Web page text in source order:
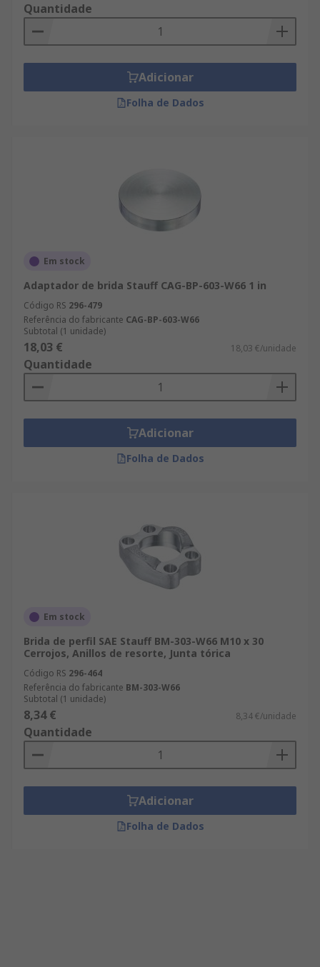
Quantidade
Adicionar
Folha de Dados
Em stock
Adaptador de brida Stauff CAG-BP-603-W66 1 in
Código RS 296-479
Referência do fabricante CAG-BP-603-W66
Subtotal (1 unidade)
18,03 € 18,03 €/unidade
Quantidade
Adicionar
Folha de Dados
Em stock
Brida de perfil SAE Stauff BM-303-W66 M10 x 30
Cerrojos, Anillos de resorte, Junta tórica
Código RS 296-464
Referência do fabricante BM-303-W66
Subtotal (1 unidade)
8,34 € 8,34 €/unidade
Quantidade
Adicionar
Folha de Dados